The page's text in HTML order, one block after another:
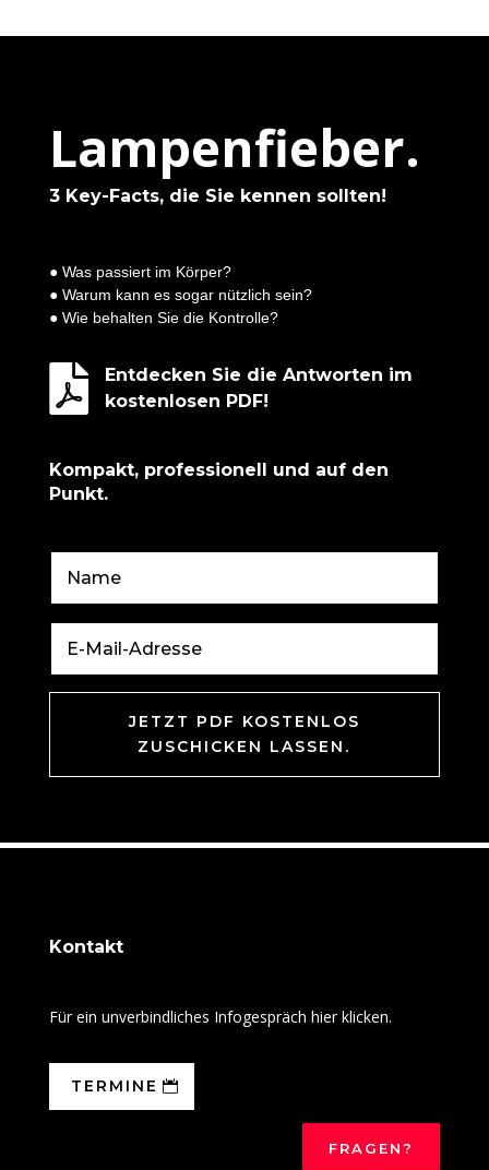
Lampenfieber.
3 Key-Facts, die Sie kennen sollten!
● Was passiert im Körper?
● Warum kann es sogar nützlich sein?
● Wie behalten Sie die Kontrolle?

Entdecken Sie die Antworten im
kostenlosen PDF!
Kompakt, professionell und auf den
Punkt.
JETZT PDF KOSTENLOS
ZUSCHICKEN LASSEN.
Kontakt
Für ein unverbindliches Infogespräch hier klicken.
TERMINE
FRAGEN?